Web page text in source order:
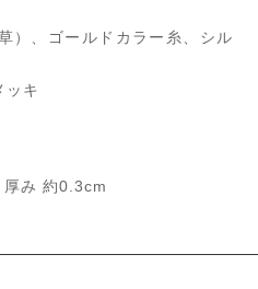
）、ゴールドカラー糸、シル
キ
み 約0.3cm